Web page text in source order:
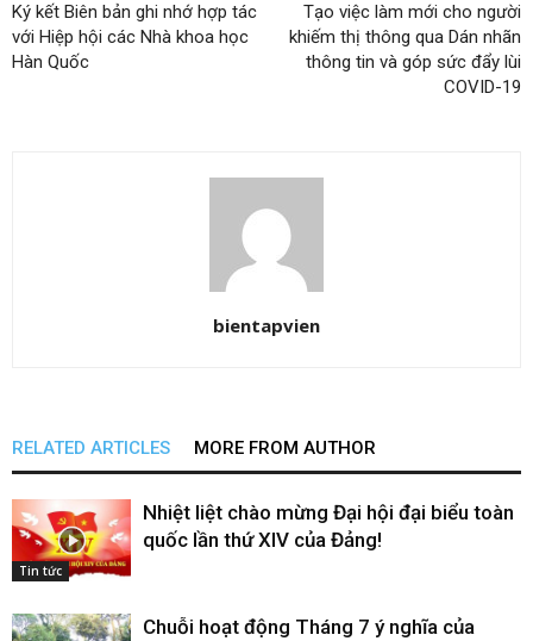
Ký kết Biên bản ghi nhớ hợp tác
với Hiệp hội các Nhà khoa học
Hàn Quốc
Tạo việc làm mới cho người
khiếm thị thông qua Dán nhãn
thông tin và góp sức đẩy lùi
COVID-19
bientapvien
RELATED ARTICLES MORE FROM AUTHOR
Tin tức
Nhiệt liệt chào mừng Đại hội đại biểu toàn
quốc lần thứ XIV của Đảng!
Chuỗi hoạt động Tháng 7 ý nghĩa của